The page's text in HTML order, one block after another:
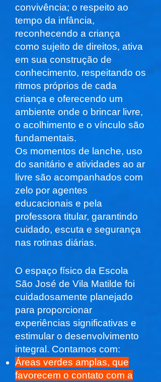
convivência; o respeito ao
tempo da infância,
reconhecendo a criança
como sujeito de direitos, ativa
em sua construção de
conhecimento, respeitando os
ritmos próprios de cada
criança e oferecendo um
ambiente onde o brincar livre,
o acolhimento e o vínculo são
fundamentais.
Os momentos de lanche, uso
do sanitário e atividades ao ar
livre são acompanhados com
zelo por agentes
educacionais e pela
professora titular, garantindo
cuidado, escuta e segurança
nas rotinas diárias.
O espaço físico da Escola
São José de Vila Matilde foi
cuidadosamente planejado
para proporcionar
experiências significativas e
estimular o desenvolvimento
integral. Contamos com:
Áreas verdes amplas, que
favorecem o contato com a